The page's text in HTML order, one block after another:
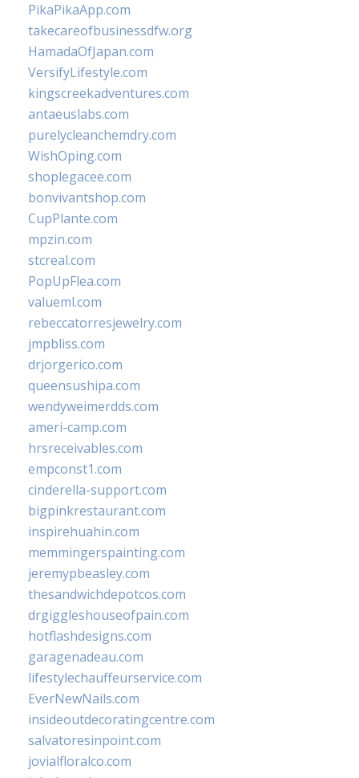
PikaPikaApp.com
takecareofbusinessdfw.org
HamadaOfJapan.com
VersifyLifestyle.com
kingscreekadventures.com
antaeuslabs.com
purelycleanchemdry.com
WishOping.com
shoplegacee.com
bonvivantshop.com
CupPlante.com
mpzin.com
stcreal.com
PopUpFlea.com
valueml.com
rebeccatorresjewelry.com
jmpbliss.com
drjorgerico.com
queensushipa.com
wendyweimerdds.com
ameri-camp.com
hrsreceivables.com
empconst1.com
cinderella-support.com
bigpinkrestaurant.com
inspirehuahin.com
memmingerspainting.com
jeremypbeasley.com
thesandwichdepotcos.com
drgiggleshouseofpain.com
hotflashdesigns.com
garagenadeau.com
lifestylechauffeurservice.com
EverNewNails.com
insideoutdecoratingcentre.com
salvatoresinpoint.com
jovialfloralco.com